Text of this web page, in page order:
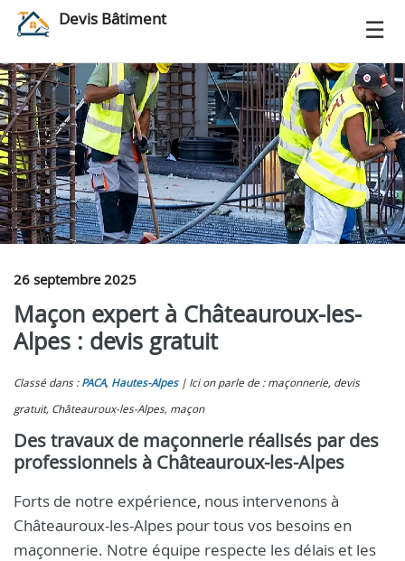
Devis Bâtiment
26 septembre 2025
Maçon expert à Châteauroux-les-
Alpes : devis gratuit
Classé dans : PACA, Hautes-Alpes
Ici on parle de : maçonnerie, devis
gratuit, Châteauroux-les-Alpes, maçon
Des travaux de maçonnerie réalisés par des
professionnels à Châteauroux-les-Alpes
Forts de notre expérience, nous intervenons à
Châteauroux-les-Alpes pour tous vos besoins en
maçonnerie. Notre équipe respecte les délais et les